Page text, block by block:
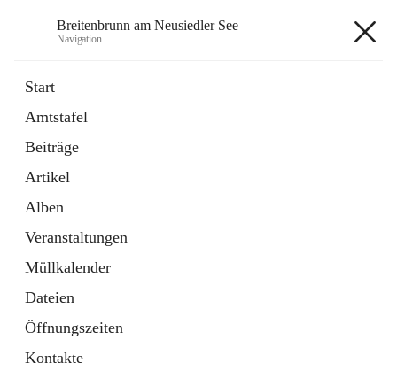
Breitenbrunn am Neusiedler See
Navigation
Start
Amtstafel
Beiträge
Artikel
Alben
Veranstaltungen
Müllkalender
Dateien
Öffnungszeiten
Kontakte
18 Schnellzugriffe
Gemeindeservice